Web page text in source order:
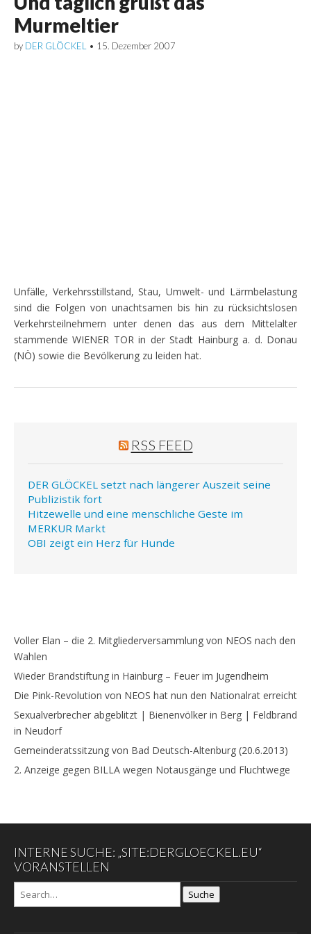
Murmeltier
by DER GLÖCKEL • 15. Dezember 2007
Unfälle, Verkehrsstillstand, Stau, Umwelt- und Lärmbelastung
sind die Folgen von unachtsamen bis hin zu rücksichtslosen
Verkehrsteilnehmern unter denen das aus dem Mittelalter
stammende WIENER TOR in der Stadt Hainburg a. d. Donau
(NÖ) sowie die Bevölkerung zu leiden hat.
RSS FEED
DER GLÖCKEL setzt nach längerer Auszeit seine
Publizistik fort
Hitzewelle und eine menschliche Geste im
MERKUR Markt
OBI zeigt ein Herz für Hunde
Voller Elan – die 2. Mitgliederversammlung von NEOS nach den
Wahlen
Wieder Brandstiftung in Hainburg – Feuer im Jugendheim
Die Pink-Revolution von NEOS hat nun den Nationalrat erreicht
Sexualverbrecher abgeblitzt | Bienenvölker in Berg | Feldbrand
in Neudorf
Gemeinderatssitzung von Bad Deutsch-Altenburg (20.6.2013)
2. Anzeige gegen BILLA wegen Notausgänge und Fluchtwege
INTERNE SUCHE: „SITE:DERGLOECKEL.EU“
VORANSTELLEN
Suche